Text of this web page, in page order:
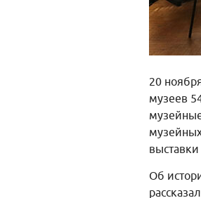
20
музеев
Об